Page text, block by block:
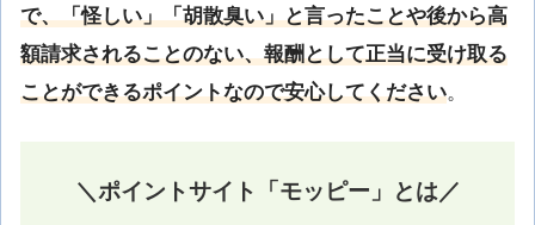
で、「怪しい」「胡散臭い」と言ったことや後から高
額請求されることのない、報酬として正当に受け取る
ことができるポイントなので安心してください。
＼ポイントサイト「モッピー」とは／